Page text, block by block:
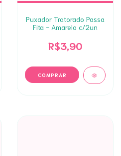
Puxador Tratorado Passa
Fita - Amarelo c/2un
R$3,90